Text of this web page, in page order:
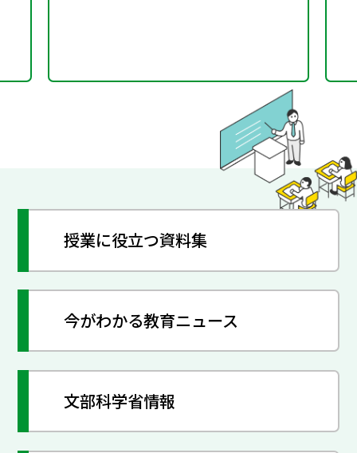
授業に役立つ資料集
今がわかる教育ニュース
文部科学省情報